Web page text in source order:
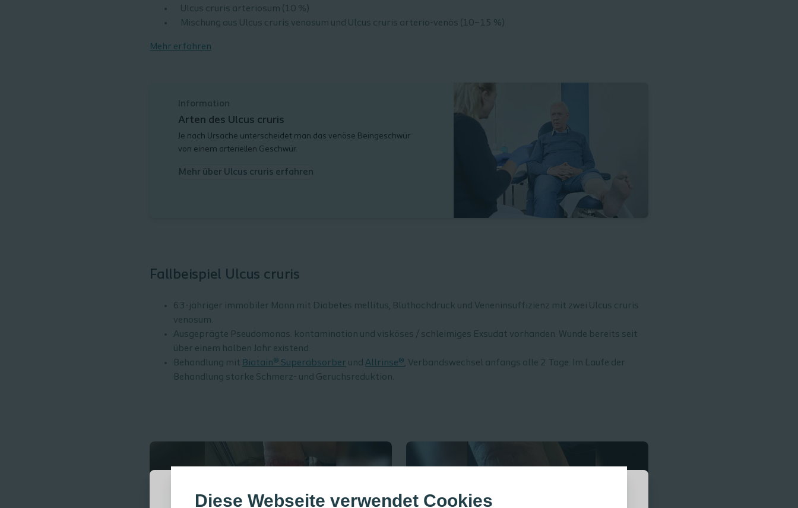
Diese Webseite verwendet Cookies
Ulcus cruris arteriosum (10 %)
Mischung aus Ulcus cruris venosum und Ulcus cruris arterio-venös (10–15 %)
Mehr erfahren
Information
Arten des Ulcus cruris
Je nach Ursache unterscheidet man das venöse Beingeschwür
von einem arteriellen Geschwür.
Mehr über Ulcus cruris erfahren
Fallbeispiel Ulcus cruris
63-jähriger immobiler Mann mit Diabetes mellitus, Bluthochdruck und Veneninsuffizienz mit zwei Ulcus cruris
venosum.
Ausgeprägte Pseudomonas. kontamination und visköses / schleimiges Exsudat vorhanden. Wunde bereits seit
über einem halben Jahr existend.
Behandlung mit Biatain® Superabsorber und Allrinse®, Verbandswechsel anfangs alle 2 Tage. Im Laufe der
Behandlung starke Schmerz- und Geruchsreduktion.